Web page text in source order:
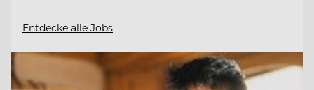
Entdecke alle Jobs